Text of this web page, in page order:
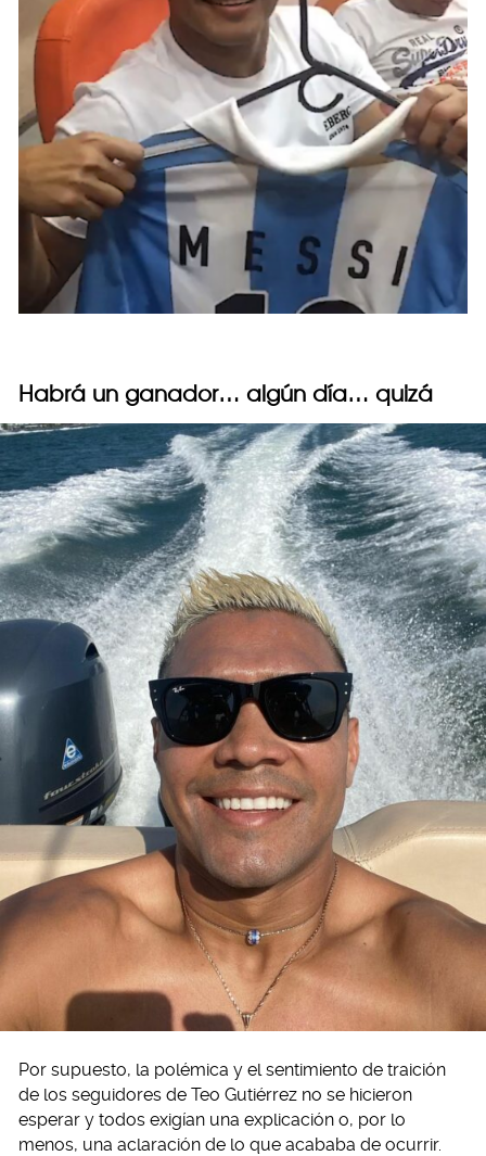
Habrá un ganador… algún día… quizá
Por supuesto, la polémica y el sentimiento de traición
de los seguidores de Teo Gutiérrez no se hicieron
esperar y todos exigían una explicación o, por lo
menos, una aclaración de lo que acababa de ocurrir.